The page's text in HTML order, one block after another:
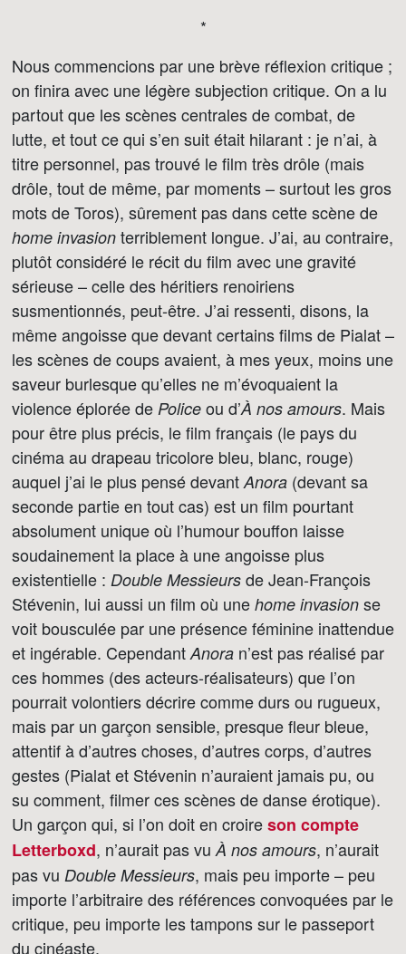
*
Nous commencions par une brève réflexion critique ;
on finira avec une légère subjection critique. On a lu
partout que les scènes centrales de combat, de
lutte, et tout ce qui s’en suit était hilarant : je n’ai, à
titre personnel, pas trouvé le film très drôle (mais
drôle, tout de même, par moments – surtout les gros
mots de Toros), sûrement pas dans cette scène de
home invasion terriblement longue. J’ai, au contraire,
plutôt considéré le récit du film avec une gravité
sérieuse – celle des héritiers renoiriens
susmentionnés, peut-être. J’ai ressenti, disons, la
même angoisse que devant certains films de Pialat –
les scènes de coups avaient, à mes yeux, moins une
saveur burlesque qu’elles ne m’évoquaient la
violence éplorée de Police ou d’À nos amours. Mais
pour être plus précis, le film français (le pays du
cinéma au drapeau tricolore bleu, blanc, rouge)
auquel j’ai le plus pensé devant Anora (devant sa
seconde partie en tout cas) est un film pourtant
absolument unique où l’humour bouffon laisse
soudainement la place à une angoisse plus
existentielle : Double Messieurs de Jean-François
Stévenin, lui aussi un film où une home invasion se
voit bousculée par une présence féminine inattendue
et ingérable. Cependant Anora n’est pas réalisé par
ces hommes (des acteurs-réalisateurs) que l’on
pourrait volontiers décrire comme durs ou rugueux,
mais par un garçon sensible, presque fleur bleue,
attentif à d’autres choses, d’autres corps, d’autres
gestes (Pialat et Stévenin n’auraient jamais pu, ou
su comment, filmer ces scènes de danse érotique).
Un garçon qui, si l’on doit en croireson compte
Letterboxd, n’aurait pas vu À nos amours, n’aurait
pas vu Double Messieurs, mais peu importe – peu
importe l’arbitraire des références convoquées par le
critique, peu importe les tampons sur le passeport
du cinéaste.